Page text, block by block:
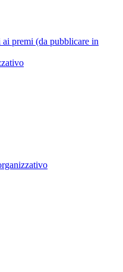
premi (da pubblicare in